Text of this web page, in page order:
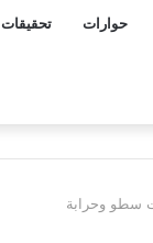
حوارات تحقيقات
سطو وحرابة